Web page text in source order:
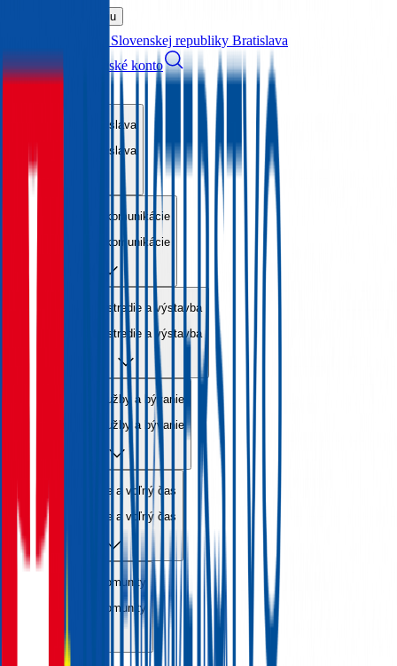
Preskočiť navigáciu
Hlavné mesto Slovenskej republiky Bratislava
KontaktyBratislavské konto
English
Mesto Bratislava
Mesto Bratislava
Doprava a komunikácie
Doprava a komunikácie
Životné prostredie a výstavba
Životné prostredie a výstavba
Sociálne služby a bývanie
Sociálne služby a bývanie
Vzdelávanie a voľný čas
Vzdelávanie a voľný čas
Kultúra a komunity
Kultúra a komunity